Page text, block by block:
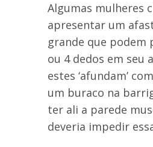
Algumas mulheres
apresentar um
grande que podem
ou 4 dedos em seu
estes ‘afundam’
um buraco na
ter ali a parede
deveria impedir